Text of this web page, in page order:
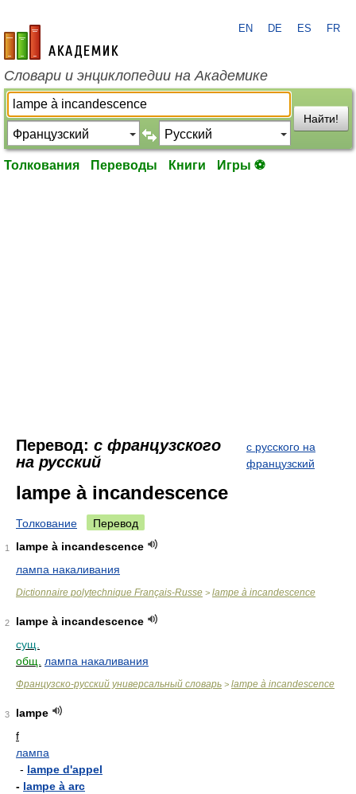
academic.ru
EN DE ES FR
Словари и энциклопедии на Академике
Найти!
Толкования Переводы Книги Игры ⚽
Перевод: с французского
на русский
с русского на
французский
lampe à incandescence
Толкование Перевод
1
lampe à incandescence
лампа накаливания
Dictionnaire polytechnique Français-Russe > lampe à incandescence
2
lampe à incandescence
сущ.
общ.
лампа накаливания
Французско-русский универсальный словарь > lampe à incandescence
3
lampe
f
лампа
- lampe d'appel
- lampe à arc